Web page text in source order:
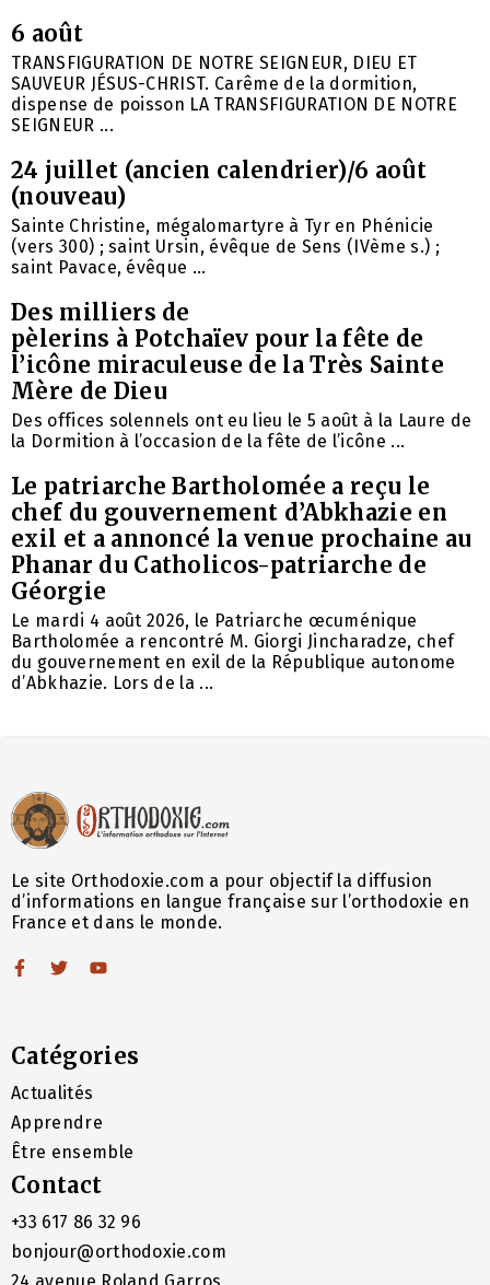
6 août
TRANSFIGURATION DE NOTRE SEIGNEUR, DIEU ET
SAUVEUR JÉSUS-CHRIST. Carême de la dormition,
dispense de poisson LA TRANSFIGURATION DE NOTRE
SEIGNEUR ...
24 juillet (ancien calendrier)/6 août
(nouveau)
Sainte Christine, mégalomartyre à Tyr en Phénicie
(vers 300) ; saint Ursin, évêque de Sens (IVème s.) ;
saint Pavace, évêque ...
Des milliers de
pèlerins à Potchaïev pour la fête de
l’icône miraculeuse de la Très Sainte
Mère de Dieu
Des offices solennels ont eu lieu le 5 août à la Laure de
la Dormition à l’occasion de la fête de l’icône ...
Le patriarche Bartholomée a reçu le
chef du gouvernement d’Abkhazie en
exil et a annoncé la venue prochaine au
Phanar du Catholicos-patriarche de
Géorgie
Le mardi 4 août 2026, le Patriarche œcuménique
Bartholomée a rencontré M. Giorgi Jincharadze, chef
du gouvernement en exil de la République autonome
d’Abkhazie. Lors de la ...
Le site Orthodoxie.com a pour objectif la diffusion
d’informations en langue française sur l’orthodoxie en
France et dans le monde.
Catégories
Actualités
Apprendre
Être ensemble
Contact
+33 617 86 32 96
bonjour@orthodoxie.com